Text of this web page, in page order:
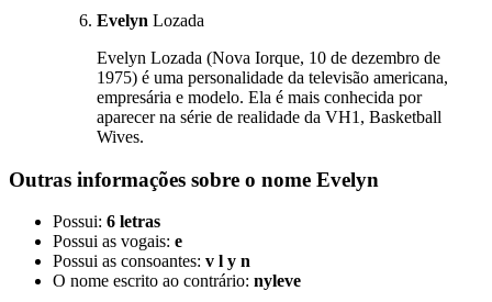
Evelyn Lozada
Evelyn Lozada (Nova Iorque, 10 de dezembro de
1975) é uma personalidade da televisão americana,
empresária e modelo. Ela é mais conhecida por
aparecer na série de realidade da VH1, Basketball
Wives.
Outras informações sobre o nome Evelyn
Possui: 6 letras
Possui as vogais: e
Possui as consoantes: v l y n
O nome escrito ao contrário: nyleve